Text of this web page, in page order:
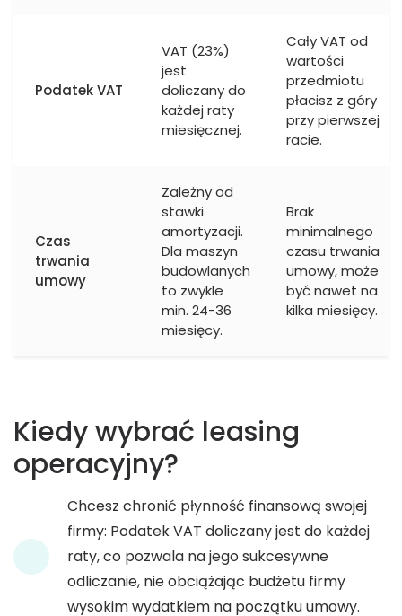
Podatek VAT
VAT (23%)
jest
doliczany do
każdej raty
miesięcznej.
Cały VAT od
wartości
przedmiotu
płacisz z góry
przy pierwszej
racie.
Czas
trwania
umowy
Zależny od
stawki
amortyzacji.
Dla maszyn
budowlanych
to zwykle
min. 24-36
miesięcy.
Brak
minimalnego
czasu trwania
umowy, może
być nawet na
kilka miesięcy.
Kiedy wybrać leasing
operacyjny?
Chcesz chronić płynność finansową swojej
firmy: Podatek VAT doliczany jest do każdej
raty, co pozwala na jego sukcesywne
odliczanie, nie obciążając budżetu firmy
wysokim wydatkiem na początku umowy.